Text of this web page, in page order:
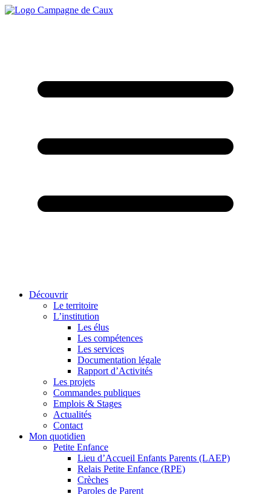
Découvrir
Le territoire
L’institution
Les élus
Les compétences
Les services
Documentation légale
Rapport d’Activités
Les projets
Commandes publiques
Emplois & Stages
Actualités
Contact
Mon quotidien
Petite Enfance
Lieu d’Accueil Enfants Parents (LAEP)
Relais Petite Enfance (RPE)
Crèches
Paroles de Parent